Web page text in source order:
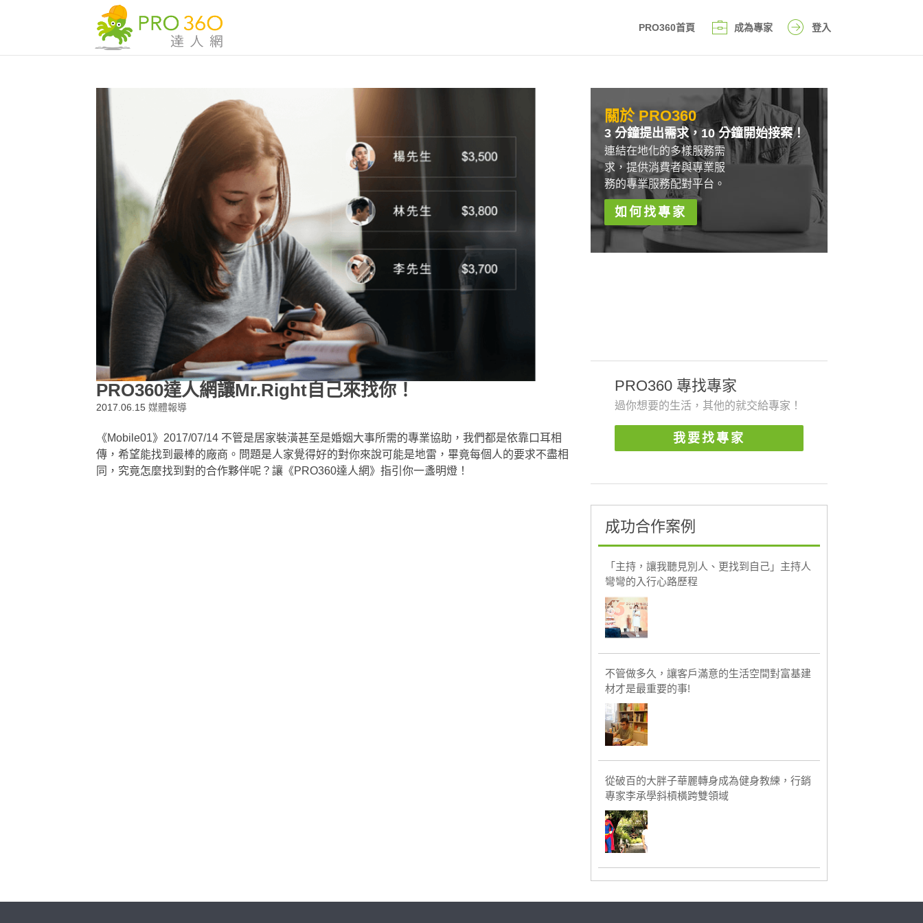
PRO360首頁 成為專家 登入
PRO360達人網讓Mr.Right自己來找你！
2017.06.15 媒體報導
《Mobile01》2017/07/14 不管是居家裝潢甚至是婚姻大事所需的專業協助，我們都是依靠口耳相
傳，希望能找到最棒的廠商。問題是人家覺得好的對你來說可能是地雷，畢竟每個人的要求不盡相
同，究竟怎麼找到對的合作夥伴呢？讓《PRO360達人網》指引你一盞明燈！
關於 PRO360
3 分鐘提出需求，10 分鐘開始接案！
連結在地化的多樣服務需
求，提供消費者與專業服
務的專業服務配對平台。
如何找專家
PRO360 專找專家
過你想要的生活，其他的就交給專家！
我要找專家
成功合作案例
「主持，讓我聽見別人、更找到自己」主持人
彎彎的入行心路歷程
不管做多久，讓客戶滿意的生活空間對富基建
材才是最重要的事!
從破百的大胖子華麗轉身成為健身教練，行銷
專家李承學斜槓橫跨雙領域